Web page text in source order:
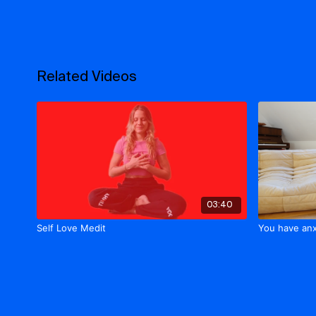
Related Videos
03:40
Self Love Medit You have